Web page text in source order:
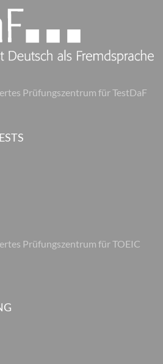
Prüfungszentrum für TestDaF
Prüfungszentrum für TOEIC